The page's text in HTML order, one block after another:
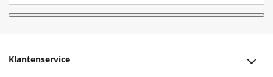
Klantenservice